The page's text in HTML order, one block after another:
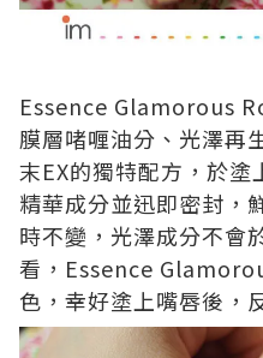
Essence Glamorous
膜層啫喱油分、光澤再
末EX的獨特配方，於
精華成分並迅即密封，
時不變，光澤成分不會
看，Essence
色，幸好塗上嘴唇後，